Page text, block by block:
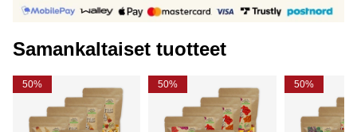
Samankaltaiset tuotteet
50% 50% 50%